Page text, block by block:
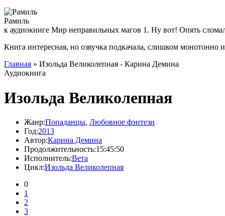
Рамиль
к аудиокниге Мир неправильных магов 1. Ну вот! Опять
Книга интересная, но озвучка подкачала, слишком
Главная » Изольда Великолепная - Карина Демина
Аудиокнига
Изольда Великолепная
Жанр:Попаданцы, Любовное фэнтези
Год:2013
Автор:Карина Демина
Продолжительность:15:45:50
Исполнитель:Вета
Цикл:Изольда Великолепная
0
1
2
3